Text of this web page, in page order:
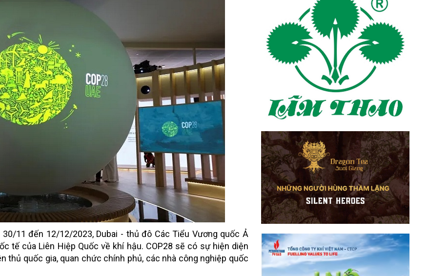
11 đến 12/12/2023, Dubai - thủ đô Các Tiểu Vương quốc Ả
tế của Liên Hiệp Quốc về khí hậu. COP28 sẽ có sự hiện diện
thủ quốc gia, quan chức chính phủ, các nhà công nghiệp quốc